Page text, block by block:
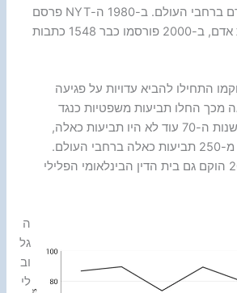
שפעלו למען זכויות אדם ברחבי העולם. ב-1980 ה-NYT פרסם
595 כתבות של זכויות אדם, ב-2000 פורסמו כבר 1548 כתבות
התחילו להביא עדויות על פגיעה
מכך החלו תביעות משפטיות כנגד
דיקטטורים וחיילים. בשנות ה-70 עוד לא היו תביעות כאלה,
ב-2007 כבר היו יותר מ-250 תביעות כאלה ברחבי העולם.
בראשית שנות ה-2000 הוקם גם בית הדין הבינלאומי הפלילי
ה
גל
וב
לי